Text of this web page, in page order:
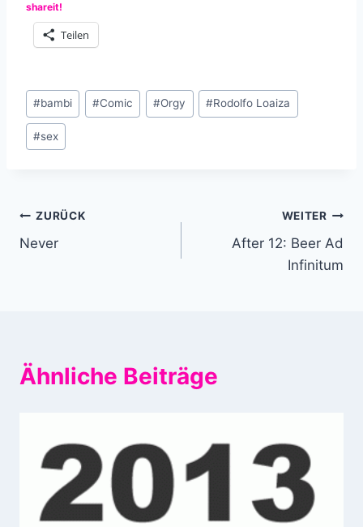
shareit!
Teilen
Schlagworte:
#bambi #Comic #Orgy #Rodolfo Loaiza
#sex
Beitragsnavigation
ZURÜCK
Never
WEITER
After 12: Beer Ad
Infinitum
Ähnliche Beiträge